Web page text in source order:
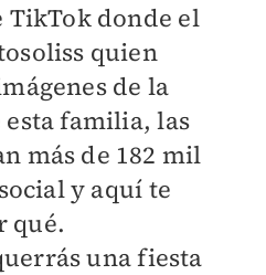
TikTok donde el
quien
de la
familia, las
más de 182 mil
y aquí te
qué.
una fiesta